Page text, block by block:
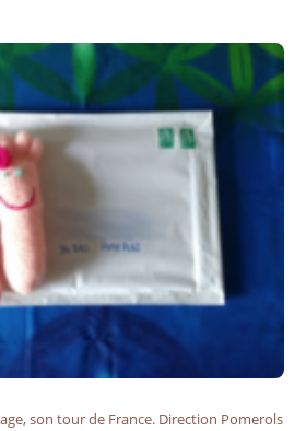
son tour de France. Direction Pomerols